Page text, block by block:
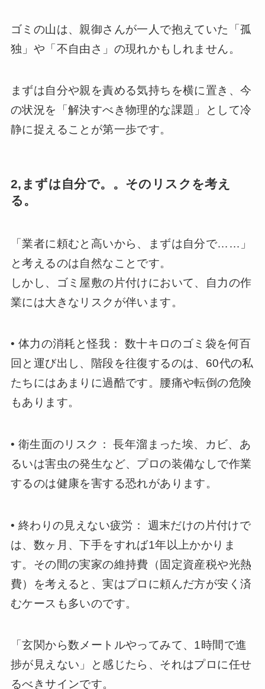
ゴミの山は、親御さんが一人で抱えていた「孤
独」や「不自由さ」の現れかもしれません。
まずは自分や親を責める気持ちを横に置き、今
の状況を「解決すべき物理的な課題」として冷
静に捉えることが第一歩です。
2,まずは自分で。。そのリスクを考え
る。
「業者に頼むと高いから、まずは自分で……」
と考えるのは自然なことです。
しかし、ゴミ屋敷の片付けにおいて、自力の作
業には大きなリスクが伴います。
• 体力の消耗と怪我： 数十キロのゴミ袋を何百
回と運び出し、階段を往復するのは、60代の私
たちにはあまりに過酷です。腰痛や転倒の危険
もあります。
• 衛生面のリスク： 長年溜まった埃、カビ、あ
るいは害虫の発生など、プロの装備なしで作業
するのは健康を害する恐れがあります。
• 終わりの見えない疲労： 週末だけの片付けで
は、数ヶ月、下手をすれば1年以上かかりま
す。その間の実家の維持費（固定資産税や光熱
費）を考えると、実はプロに頼んだ方が安く済
むケースも多いのです。
「玄関から数メートルやってみて、1時間で進
捗が見えない」と感じたら、それはプロに任せ
るべきサインです。